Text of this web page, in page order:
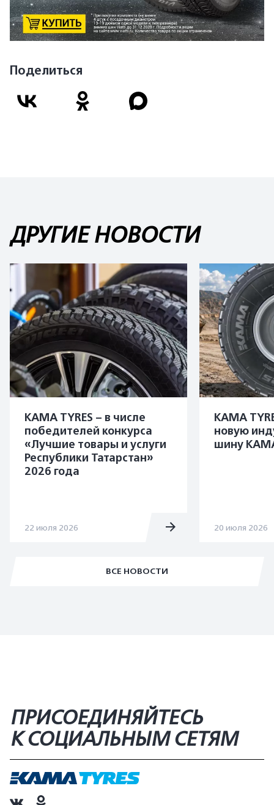
Поделиться
ДРУГИЕ НОВОСТИ
ВСЕ НОВОСТИ
KAMA TYRES – в числе
победителей конкурса
«Лучшие товары и услуги
Республики Татарстан»
2026 года
22 июля 2026
KAMA
новую
шину
20 июля 2026
ПРИСОЕДИНЯЙТЕСЬ
К СОЦИАЛЬНЫМ СЕТЯМ